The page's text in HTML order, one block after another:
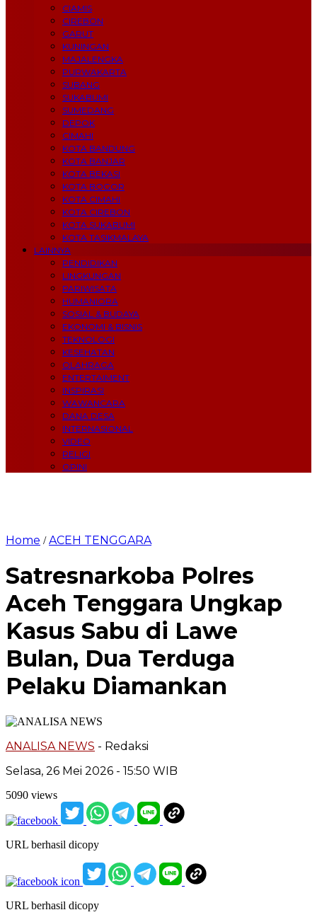
CIAMIS
CIREBON
GARUT
KUNINGAN
MAJALENGKA
PURWAKARTA
SUBANG
SUKABUMI
SUMEDANG
DEPOK
CIMAHI
KOTA BANDUNG
KOTA BANJAR
KOTA BEKASI
KOTA BOGOR
KOTA CIMAHI
KOTA CIREBON
KOTA SUKABUMI
KOTA TASIKMALAYA
LAINNYA
PENDIDIKAN
LINGKUNGAN
PARIWISATA
HUMANIORA
SOSIAL & BUDAYA
EKONOMI & BISNIS
TEKNOLOGI
KESEHATAN
OLAHRAGA
ENTERTAIMENT
INSPIRASI
WAWANCARA
DANA DESA
INTERNASIONAL
VIDEO
RELIGI
OPINI
Home /ACEH TENGGARA
Satresnarkoba Polres
Aceh Tenggara Ungkap
Kasus Sabu di Lawe
Bulan, Dua Terduga
Pelaku Diamankan
ANALISA NEWS - Redaksi
Selasa, 26 Mei 2026 - 15:50 WIB
5090 views
URL berhasil dicopy
URL berhasil dicopy